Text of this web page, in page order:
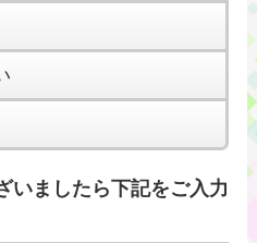
いましたら下記をご入力